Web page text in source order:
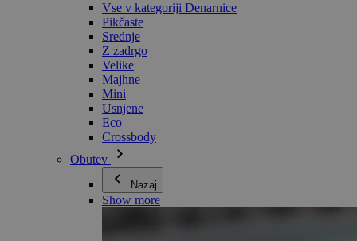
Vse v kategoriji Denarnice
Pikčaste
Srednje
Z zadrgo
Velike
Majhne
Mini
Usnjene
Eco
Crossbody
Obutev
Nazaj
Show more